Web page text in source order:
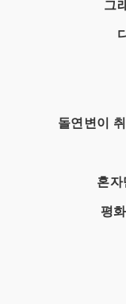
그
돌연변이
혼
평